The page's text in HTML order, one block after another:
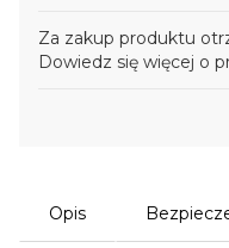
Za zakup produktu
Dowiedz się więcej o
Opis